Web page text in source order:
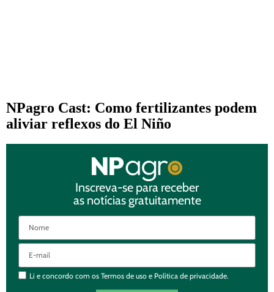
NPagro Cast: Como fertilizantes podem
aliviar reflexos do El Niño
Inscreva-se para receber
as notícias gratuitamente
Li e concordo com os Termos de uso e Política de privacidade.